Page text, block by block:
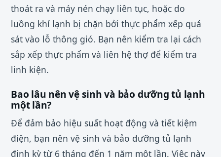
thoát ra và máy nén chạy liên tục, hoặc do
luồng khí lạnh bị chặn bởi thực phẩm xếp quá
sát vào lỗ thông gió. Bạn nên kiểm tra lại cách
sắp xếp thực phẩm và liên hệ thợ để kiểm tra
linh kiện.
Bao lâu nên vệ sinh và bảo dưỡng tủ lạnh
một lần?
Để đảm bảo hiệu suất hoạt động và tiết kiệm
điện, bạn nên vệ sinh và bảo dưỡng tủ lạnh
định kỳ từ 6 tháng đến 1 năm một lần. Việc này